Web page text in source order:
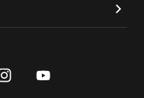
youtube